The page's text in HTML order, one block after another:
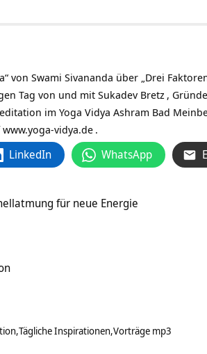
von Swami Sivananda über „Drei
Tag von und mit Sukadev Bretz ,
im Yoga Vidya Ashram Bad
www.yoga-vidya.de .
LinkedIn WhatsApp
für neue Energie
Tägliche Inspirationen Vorträge mp3